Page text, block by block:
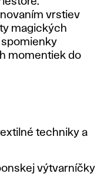
vrstiev
magických
spomienky
momentiek do
techniky a
výtvarníčky